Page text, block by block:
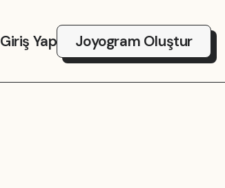
Giriş Yap Joyogram Oluştur